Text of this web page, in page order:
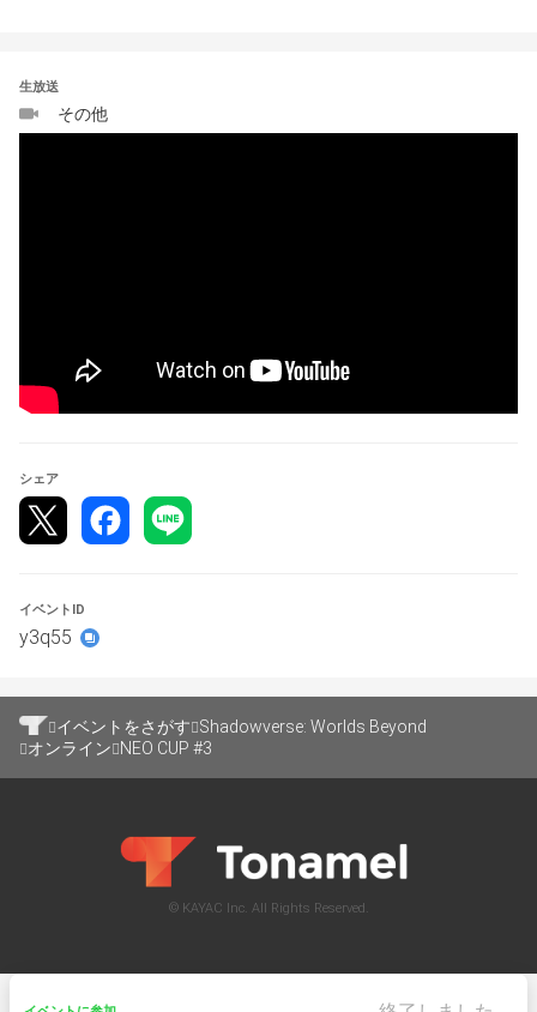
NEO公式YouTubeチャンネルにて配信予定
賞金は1位、2位、3位、4位に！
さらに、参加者より
ぜひご参加ください！
配信視聴者の中から規定条件を満たした方に抽選でプレゼ
ントをご用意しています。
★プレゼント①
ゲーミングPC＜OMEN 35L（AMD）＞
生放送
その他
シェア
イベントID
y3q55
イベントをさがす Shadowverse: Worlds Beyond
オンライン
NEO CUP #3
© KAYAC Inc. All Rights Reserved.